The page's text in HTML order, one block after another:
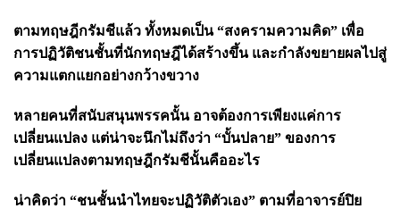
ตามทฤษฎีกรัมชีแล้ว ทั้งหมดเป็น “สงครามความคิด” เพื่อ
การปฏิวัติชนชั้นที่นักทฤษฎีได้สร้างขึ้น และกำลังขยายผลไปสู่
ความแตกแยกอย่างกว้างขวาง
หลายคนที่สนับสนุนพรรคนั้น อาจต้องการเพียงแค่การ
เปลี่ยนแปลง แต่น่าจะนึกไม่ถึงว่า “บั้นปลาย” ของการ
เปลี่ยนแปลงตามทฤษฎีกรัมชีนั้นคืออะไร
น่าคิดว่า “ชนชั้นนำไทยจะปฏิวัติตัวเอง” ตามที่อาจารย์ปิย